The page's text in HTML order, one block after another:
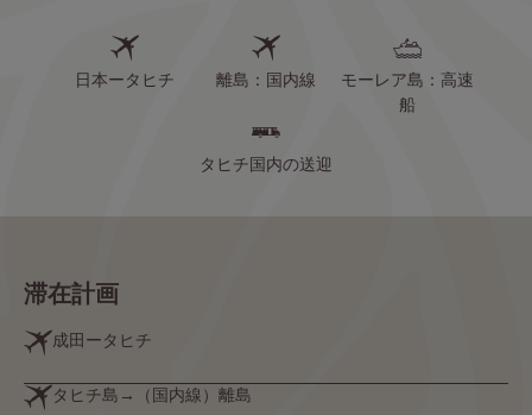
日本ータヒチ 離島：国内線
モーレア島：高速
船
タヒチ国内の送迎
滞在計画
成田ータヒチ
タヒチ島→（国内線）離島